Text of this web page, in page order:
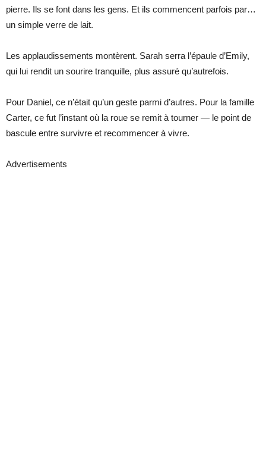
pierre. Ils se font dans les gens. Et ils commencent parfois par…
un simple verre de lait.
Les applaudissements montèrent. Sarah serra l’épaule d’Emily,
qui lui rendit un sourire tranquille, plus assuré qu’autrefois.
Pour Daniel, ce n’était qu’un geste parmi d’autres. Pour la famille
Carter, ce fut l’instant où la roue se remit à tourner — le point de
bascule entre survivre et recommencer à vivre.
Advertisements